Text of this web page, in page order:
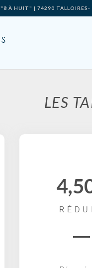
"8 À HUIT" | 74290
LES